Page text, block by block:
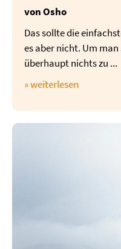
von Osho
Das sollte die
es aber nicht. Um
überhaupt nichts zu ...
» weiterlesen